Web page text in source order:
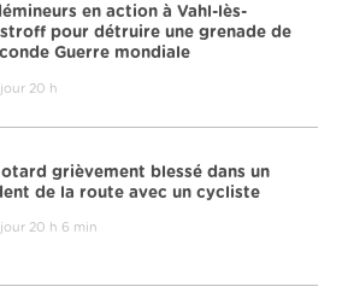
en action à Vahl-lès-
pour détruire une grenade de
Guerre mondiale
jour 20 h
grièvement blessé dans un
de la route avec un cycliste
jour 20 h 6 min